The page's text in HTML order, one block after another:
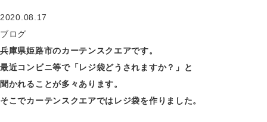
2020.08.17
ブログ
兵庫県姫路市のカーテンスクエアです。
最近コンビニ等で「レジ袋どうされますか？」と
聞かれることが多々あります。
そこでカーテンスクエアではレジ袋を作りました。